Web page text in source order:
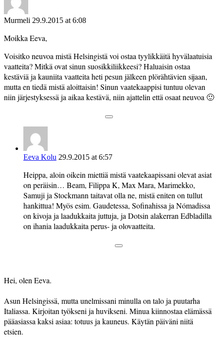
Murmeli 29.9.2015 at 6:08
Moikka Eeva,
Voisitko neuvoa mistä Helsingistä voi ostaa tyylikkäitä hyvälaatuisia
vaatteita? Mitkä ovat sinun suosikkiliikkeesi? Haluaisin ostaa
kestäviä ja kauniita vaatteita heti pesun jälkeen plörähtävien sijaan,
mutta en tiedä mistä aloittaisin! Sinun vaatekaappisi tuntuu olevan
niin järjestyksessä ja aikaa kestävä, niin ajattelin että osaat neuvoa 🙂
Eeva Kolu 29.9.2015 at 6:57
Heippa, aloin oikein miettiä mistä vaatekaapissani olevat asiat
on peräisin… Beam, Filippa K, Max Mara, Marimekko,
Samuji ja Stockmann taitavat olla ne, mistä eniten on tullut
hankittua! Myös esim. Gaudetessa, Sofinahissa ja Nómadissa
on kivoja ja laadukkaita juttuja, ja Dotsin alakerran Edbladilla
on ihania laadukkaita perus- ja olovaatteita.
Hei, olen Eeva.
Asun Helsingissä, mutta unelmissani minulla on talo ja puutarha
Italiassa. Kirjoitan työkseni ja huvikseni. Minua kiinnostaa elämässä
pääasiassa kaksi asiaa: totuus ja kauneus. Käytän päiväni niitä
etsien.